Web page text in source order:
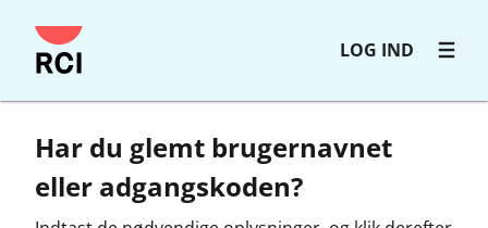
Gå
til
LOG IND
Har du glemt brugernavnet
eller adgangskoden?